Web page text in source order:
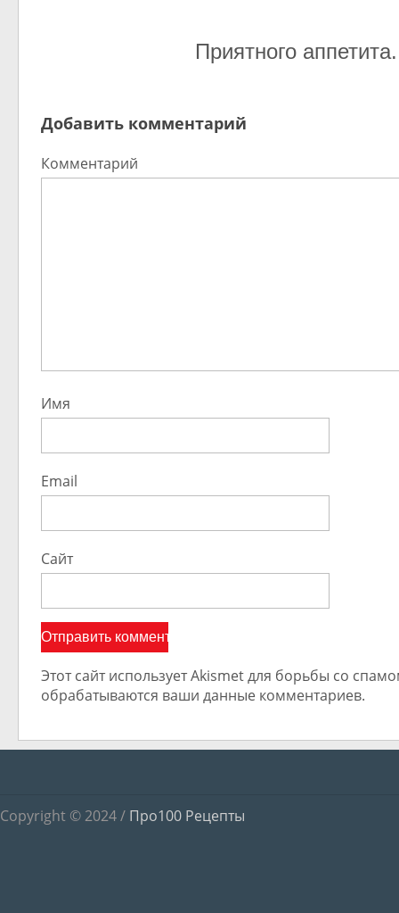
Приятного аппетита.
Добавить комментарий
Комментарий
Имя
Email
Сайт
Этот сайт использует Akismet для борьбы со
обрабатываются ваши данные комментариев.
Copyright © 2024 / Про100 Рецепты